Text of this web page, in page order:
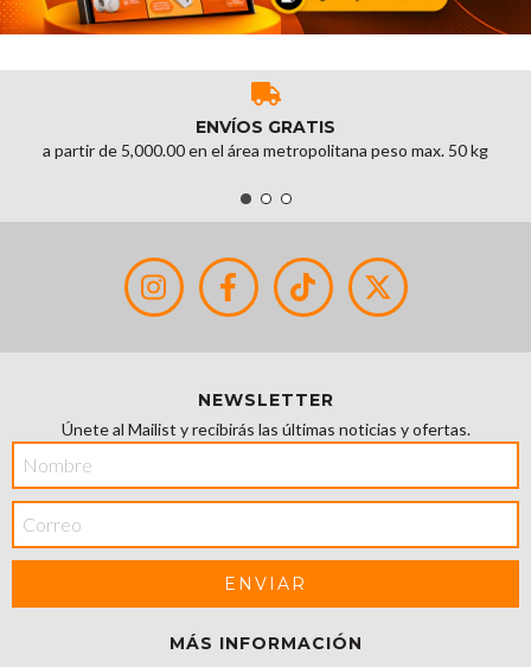
ENVÍOS GRATIS
a partir de 5,000.00 en el área metropolitana peso max. 50 kg
NEWSLETTER
Únete al Mailist y recibirás las últimas noticias y ofertas.
MÁS INFORMACIÓN